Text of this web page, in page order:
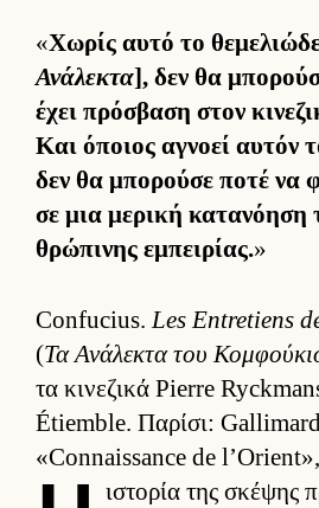
«Χωρίς αυτό το
Ανάλεκτα], δεν θα
έχει πρόσβαση στον
Και όποιος αγνοεί αυ­τόν
δεν θα μπορούσε ποτέ να
σε μια μερική κατανόηση
θρώπινης εμπει­ρίας.»
Confucius.Les Entretiens
(Τα Ανάλεκτα του
τα κινεζικά Pierre
Étiemble. Παρίσι:
«Connaissance de
ιστορία της σκέψης